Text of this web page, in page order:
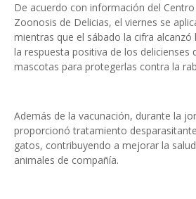
De acuerdo con información del
Zoonosis de Delicias, el viernes se
mientras que el sábado la cifra
la respuesta positiva de los delicienses
mascotas para protegerlas contra la
Además de la vacunación, durante la
proporcionó tratamiento
gatos, contribuyendo a mejorar la
animales de compañía.